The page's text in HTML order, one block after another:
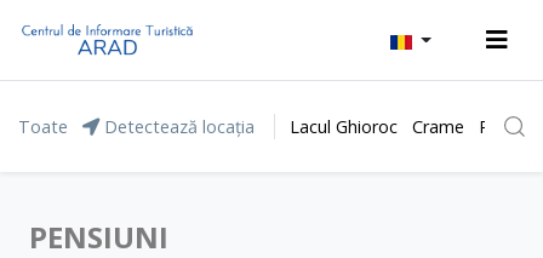
Toate Detectează locația Lacul Ghioroc Crame Parcul
PENSIUNI